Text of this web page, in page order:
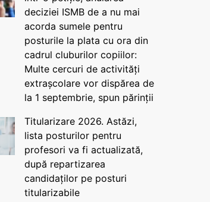
deciziei ISMB de a nu mai
acorda sumele pentru
posturile la plata cu ora din
cadrul cluburilor copiilor:
Multe cercuri de activități
extrașcolare vor dispărea de
la 1 septembrie, spun părinții
Titularizare 2026. Astăzi,
lista posturilor pentru
profesori va fi actualizată,
după repartizarea
candidaților pe posturi
titularizabile